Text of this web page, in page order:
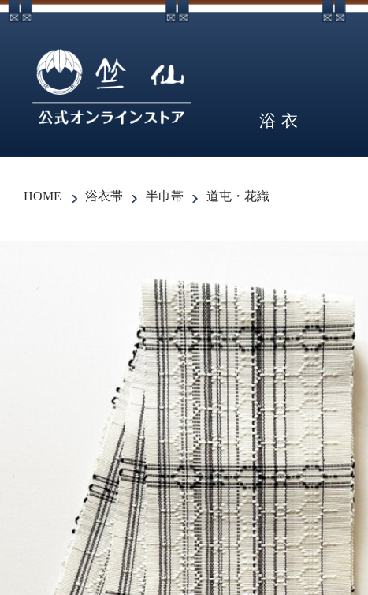
浴衣
HOME 浴衣帯 半巾帯 道屯・花織